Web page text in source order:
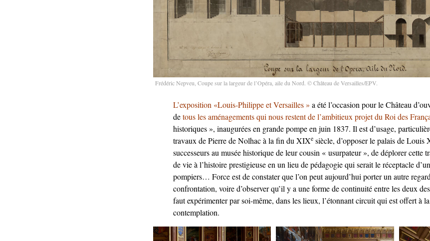
Frédéric Nepveu, Coupe sur la largeur de l’Opéra, aile du Nord. © Château de Versailles/EPV.
L’exposition «Louis-Philippe et Versailles » a été l’occasion pour le Château
detous les aménagements qui nous restent de l’ambitieux projet du Roi des
historiques », inaugurées en grande pompe en juin 1837. Il est d’usage,
travaux de Pierre de Nolhac à la fin du XIXe siècle, d’opposer le palais de Louis
successeurs au musée historique de leur cousin « usurpateur », de déplorer cette
de vie à l’histoire prestigieuse en un lieu de pédagogie qui serait le réceptacle
pompiers… Force est de constater que l’on peut aujourd’hui porter un autre
confrontation, voire d’observer qu’il y a une forme de continuité entre les deux
faut expérimenter par soi-même, dans les lieux, l’étonnant circuit qui est offert à
contemplation.